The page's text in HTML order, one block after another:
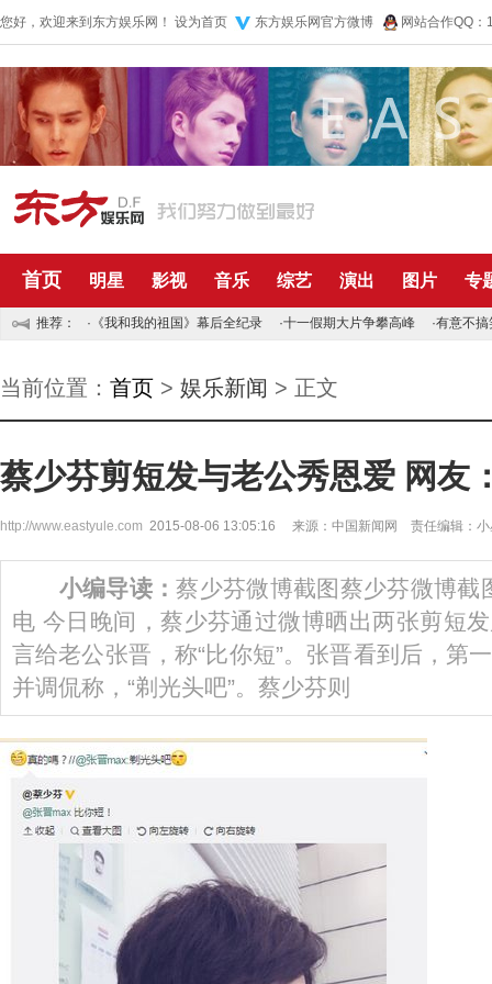
您好，欢迎来到东方娱乐网！ 设为首页 东方娱乐网官方微博 网站合作QQ
首页 明星 影视 音乐 综艺 演出 图片 专
推荐： · 《我和我的祖国》幕后全纪录 ·十一假期大片争攀高峰 ·有意不搞
当前位置： 首页 > 娱乐新闻 > 正文
蔡少芬剪短发与老公秀恩爱 网友
http://www.eastyule.com 2015-08-06 13:05:16 来源：中国新闻网 责任编辑：小
小编导读：蔡少芬微博截图蔡少芬微
电 今日晚间，蔡少芬通过微博晒出两张剪短
言给老公张晋，称“比你短”。张晋看到后，第
并调侃称，“剃光头吧”。蔡少芬则